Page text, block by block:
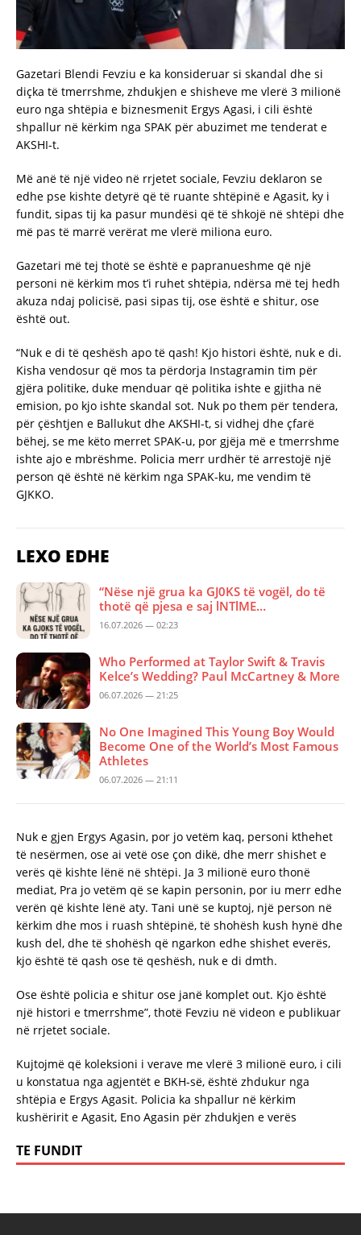
Gazetari Blendi Fevziu e ka konsideruar si skandal dhe si
diçka të tmerrshme, zhdukjen e shisheve me vlerë 3 milionë
euro nga shtëpia e biznesmenit Ergys Agasi, i cili është
shpallur në kërkim nga SPAK për abuzimet me tenderat e
AKSHI-t.
Më anë të një video në rrjetet sociale, Fevziu deklaron se
edhe pse kishte detyrë që të ruante shtëpinë e Agasit, ky i
fundit, sipas tij ka pasur mundësi që të shkojë në shtëpi dhe
më pas të marrë verërat me vlerë miliona euro.
Gazetari më tej thotë se është e papranueshme që një
personi në kërkim mos t’i ruhet shtëpia, ndërsa më tej hedh
akuza ndaj policisë, pasi sipas tij, ose është e shitur, ose
është out.
“Nuk e di të qeshësh apo të qash! Kjo histori është, nuk e di.
Kisha vendosur që mos ta përdorja Instagramin tim për
gjëra politike, duke menduar që politika ishte e gjitha në
emision, po kjo ishte skandal sot. Nuk po them për tendera,
për çështjen e Ballukut dhe AKSHI-t, si vidhej dhe çfarë
bëhej, se me këto merret SPAK-u, por gjëja më e tmerrshme
ishte ajo e mbrëshme. Policia merr urdhër të arrestojë një
person që është në kërkim nga SPAK-ku, me vendim të
GJKKO.
LEXO EDHE
“Nëse një grua ka GJ0KS të vogël, do të
thotë që pjesa e saj lNTlME…
16.07.2026 — 02:23
Who Performed at Taylor Swift & Travis
Kelce’s Wedding? Paul McCartney & More
06.07.2026 — 21:25
No One Imagined This Young Boy Would
Become One of the World’s Most Famous
Athletes
06.07.2026 — 21:11
Nuk e gjen Ergys Agasin, por jo vetëm kaq, personi kthehet
të nesërmen, ose ai vetë ose çon dikë, dhe merr shishet e
verës që kishte lënë në shtëpi. Ja 3 milionë euro thonë
mediat, Pra jo vetëm që se kapin personin, por iu merr edhe
verën që kishte lënë aty. Tani unë se kuptoj, një person në
kërkim dhe mos i ruash shtëpinë, të shohësh kush hynë dhe
kush del, dhe të shohësh që ngarkon edhe shishet everës,
kjo është të qash ose të qeshësh, nuk e di dmth.
Ose është policia e shitur ose janë komplet out. Kjo është
një histori e tmerrshme”, thotë Fevziu në videon e publikuar
në rrjetet sociale.
Kujtojmë që koleksioni i verave me vlerë 3 milionë euro, i cili
u konstatua nga agjentët e BKH-së, është zhdukur nga
shtëpia e Ergys Agasit. Policia ka shpallur në kërkim
kushëririt e Agasit, Eno Agasin për zhdukjen e verës
TE FUNDIT